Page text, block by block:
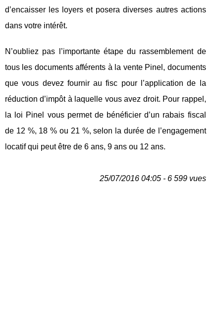
d’encaisser les loyers et posera diverses autres actions
dans votre intérêt.
N’oubliez pas l’importante étape du rassemblement de
tous les documents afférents à la vente Pinel, documents
que vous devez fournir au fisc pour l’application de la
réduction d’impôt à laquelle vous avez droit. Pour rappel,
la loi Pinel vous permet de bénéficier d’un rabais fiscal
de 12 %, 18 % ou 21 %, selon la durée de l’engagement
locatif qui peut être de 6 ans, 9 ans ou 12 ans.
25/07/2016 04:05 - 6 599 vues